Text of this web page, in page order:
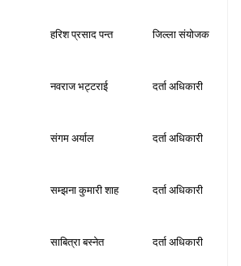
हरिश प्रसाद पन्त जिल्ला संयोजक
नवराज भट्टराई दर्ता अधिकारी
संगम अर्याल दर्ता अधिकारी
सम्झना कुमारी शाह दर्ता अधिकारी
साबित्रा बस्नेत दर्ता अधिकारी